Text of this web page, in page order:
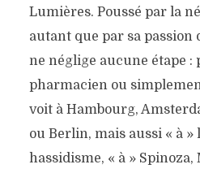
Lumières. Poussé par la
autant que par sa passion
ne néglige aucune étape :
pharmacien ou
voit à Hambourg,
ou Berlin, mais aussi « à »
hassidisme, « à »